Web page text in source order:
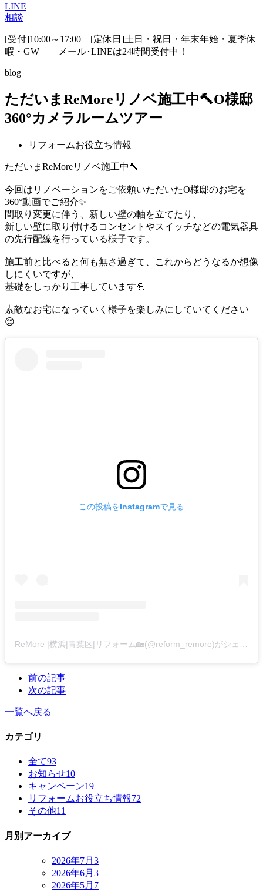
LINE
相談
[受付]10:00～17:00 [定休日]土日・祝日・年末年始・夏季休
暇・GW メール･LINEは24時間受付中！
blog
ただいまReMoreリノベ施工中🔨O様邸
360°カメラルームツアー
リフォームお役立ち情報
ただいまReMoreリノベ施工中🔨
今回はリノベーションをご依頼いただいたO様邸のお宅を
360°動画でご紹介✨
間取り変更に伴う、新しい壁の軸を立てたり、
新しい壁に取り付けるコンセントやスイッチなどの電気器具
の先行配線を行っている様子です。
施工前と比べると何も無さ過ぎて、これからどうなるか想像
しにくいですが、
基礎をしっかり工事しています💪
素敵なお宅になっていく様子を楽しみにしていてください
😊
この投稿をInstagramで見る
前の記事
次の記事
一覧へ戻る
カテゴリ
全て93
お知らせ10
キャンペーン19
リフォームお役立ち情報72
その他11
月別アーカイブ
2026年7月 3
2026年6月 3
2026年5月 7